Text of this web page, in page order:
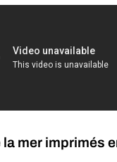
mer imprimés